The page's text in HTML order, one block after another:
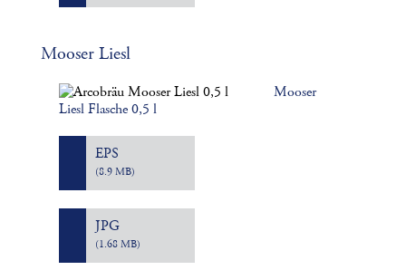
Mooser Liesl
Mooser
Liesl Flasche 0,5 l
EPS
(8.9 MB)
JPG
(1.68 MB)